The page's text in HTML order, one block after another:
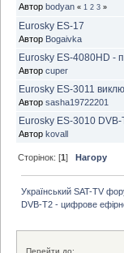
Автор bodyan « 1 2 3 »
Eurosky ES-17
Автор Bogaivka
Eurosky ES-4080HD -
Автор cuper
Eurosky ES-3011
Автор sasha19722201
Eurosky ES-3010 DVB-
Автор kovall
Сторінок: [1]Нагору
Український SAT-TV
DVB-T2 - цифрове
Перейти до: